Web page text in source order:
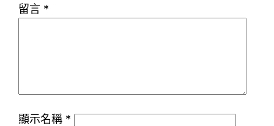
留言 *
顯示名稱 *